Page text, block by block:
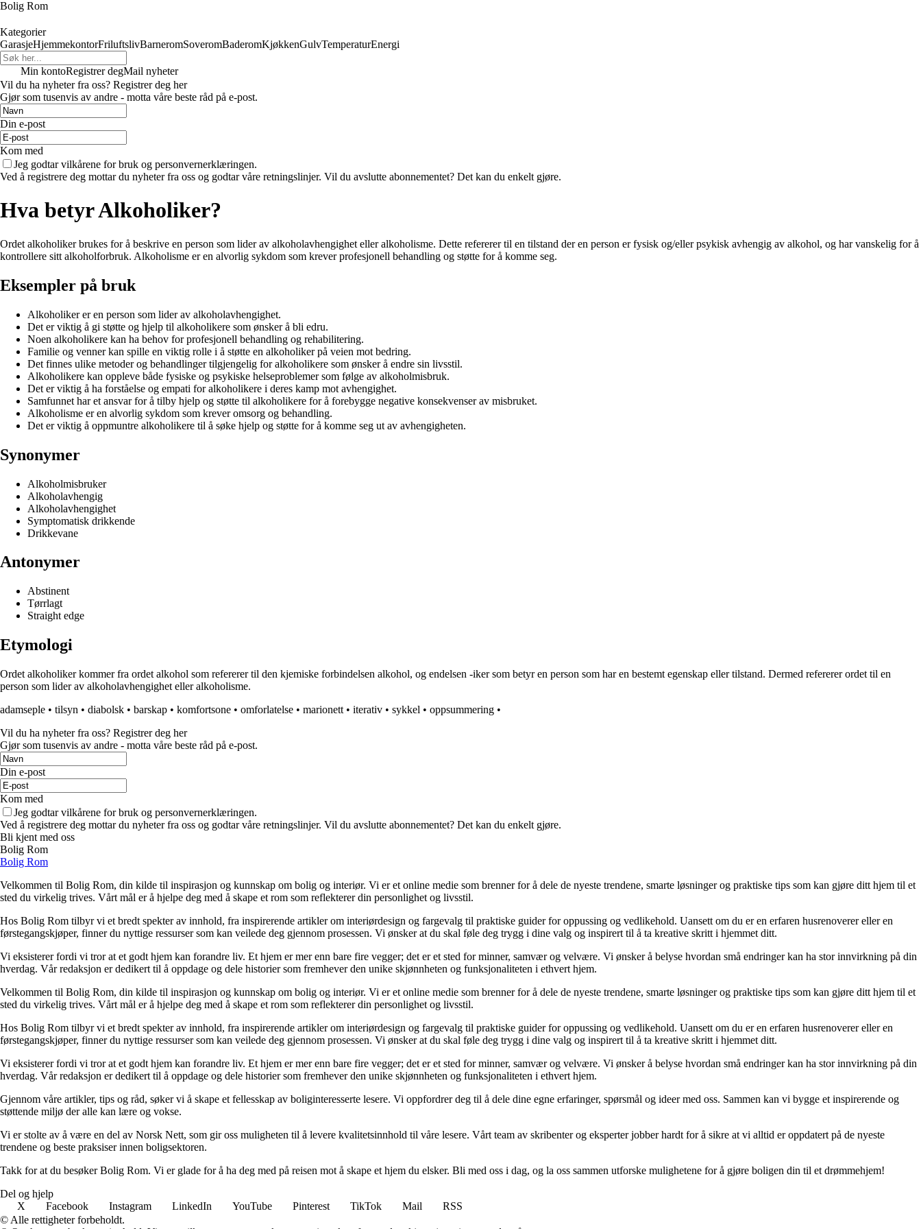
Bolig Rom
Kategorier
GarasjeHjemmekontorFriluftslivBarneromSoveromBaderomKjøkkenGulvTemperaturEnergi
Min kontoRegistrer degMail nyheter
Vil du ha nyheter fra oss? Registrer deg her
Gjør som tusenvis av andre - motta våre beste råd på e-post.
Din e-post
Kom med
Jeg godtar vilkårene for bruk og personvernerklæringen.
Ved å registrere deg mottar du nyheter fra oss og godtar våre retningslinjer. Vil du avslutte abonnementet? Det kan du enkelt gjøre.
Hva betyr Alkoholiker?
Ordet alkoholiker brukes for å beskrive en person som lider av alkoholavhengighet eller alkoholisme. Dette refererer til en tilstand der en person er fysisk og/eller psykisk avhengig av alkohol, og har vanskelig for å
kontrollere sitt alkoholforbruk. Alkoholisme er en alvorlig sykdom som krever profesjonell behandling og støtte for å komme seg.
Eksempler på bruk
Alkoholiker er en person som lider av alkoholavhengighet.
Det er viktig å gi støtte og hjelp til alkoholikere som ønsker å bli edru.
Noen alkoholikere kan ha behov for profesjonell behandling og rehabilitering.
Familie og venner kan spille en viktig rolle i å støtte en alkoholiker på veien mot bedring.
Det finnes ulike metoder og behandlinger tilgjengelig for alkoholikere som ønsker å endre sin livsstil.
Alkoholikere kan oppleve både fysiske og psykiske helseproblemer som følge av alkoholmisbruk.
Det er viktig å ha forståelse og empati for alkoholikere i deres kamp mot avhengighet.
Samfunnet har et ansvar for å tilby hjelp og støtte til alkoholikere for å forebygge negative konsekvenser av misbruket.
Alkoholisme er en alvorlig sykdom som krever omsorg og behandling.
Det er viktig å oppmuntre alkoholikere til å søke hjelp og støtte for å komme seg ut av avhengigheten.
Synonymer
Alkoholmisbruker
Alkoholavhengig
Alkoholavhengighet
Symptomatisk drikkende
Drikkevane
Antonymer
Abstinent
Tørrlagt
Straight edge
Etymologi
Ordet alkoholiker kommer fra ordet alkohol som refererer til den kjemiske forbindelsen alkohol, og endelsen -iker som betyr en person som har en bestemt egenskap eller tilstand. Dermed refererer ordet til en
person som lider av alkoholavhengighet eller alkoholisme.
adamseple • tilsyn • diabolsk • barskap • komfortsone • omforlatelse • marionett • iterativ • sykkel • oppsummering •
Vil du ha nyheter fra oss? Registrer deg her
Gjør som tusenvis av andre - motta våre beste råd på e-post.
Din e-post
Kom med
Jeg godtar vilkårene for bruk og personvernerklæringen.
Ved å registrere deg mottar du nyheter fra oss og godtar våre retningslinjer. Vil du avslutte abonnementet? Det kan du enkelt gjøre.
Bli kjent med oss
Bolig Rom
Bolig Rom
Velkommen til Bolig Rom, din kilde til inspirasjon og kunnskap om bolig og interiør. Vi er et online medie som brenner for å dele de nyeste trendene, smarte løsninger og praktiske tips som kan gjøre ditt hjem til et
sted du virkelig trives. Vårt mål er å hjelpe deg med å skape et rom som reflekterer din personlighet og livsstil.
Hos Bolig Rom tilbyr vi et bredt spekter av innhold, fra inspirerende artikler om interiørdesign og fargevalg til praktiske guider for oppussing og vedlikehold. Uansett om du er en erfaren husrenoverer eller en
førstegangskjøper, finner du nyttige ressurser som kan veilede deg gjennom prosessen. Vi ønsker at du skal føle deg trygg i dine valg og inspirert til å ta kreative skritt i hjemmet ditt.
Vi eksisterer fordi vi tror at et godt hjem kan forandre liv. Et hjem er mer enn bare fire vegger; det er et sted for minner, samvær og velvære. Vi ønsker å belyse hvordan små endringer kan ha stor innvirkning på din
hverdag. Vår redaksjon er dedikert til å oppdage og dele historier som fremhever den unike skjønnheten og funksjonaliteten i ethvert hjem.
Velkommen til Bolig Rom, din kilde til inspirasjon og kunnskap om bolig og interiør. Vi er et online medie som brenner for å dele de nyeste trendene, smarte løsninger og praktiske tips som kan gjøre ditt hjem til et
sted du virkelig trives. Vårt mål er å hjelpe deg med å skape et rom som reflekterer din personlighet og livsstil.
Hos Bolig Rom tilbyr vi et bredt spekter av innhold, fra inspirerende artikler om interiørdesign og fargevalg til praktiske guider for oppussing og vedlikehold. Uansett om du er en erfaren husrenoverer eller en
førstegangskjøper, finner du nyttige ressurser som kan veilede deg gjennom prosessen. Vi ønsker at du skal føle deg trygg i dine valg og inspirert til å ta kreative skritt i hjemmet ditt.
Vi eksisterer fordi vi tror at et godt hjem kan forandre liv. Et hjem er mer enn bare fire vegger; det er et sted for minner, samvær og velvære. Vi ønsker å belyse hvordan små endringer kan ha stor innvirkning på din
hverdag. Vår redaksjon er dedikert til å oppdage og dele historier som fremhever den unike skjønnheten og funksjonaliteten i ethvert hjem.
Gjennom våre artikler, tips og råd, søker vi å skape et fellesskap av boliginteresserte lesere. Vi oppfordrer deg til å dele dine egne erfaringer, spørsmål og ideer med oss. Sammen kan vi bygge et inspirerende og
støttende miljø der alle kan lære og vokse.
Vi er stolte av å være en del av Norsk Nett, som gir oss muligheten til å levere kvalitetsinnhold til våre lesere. Vårt team av skribenter og eksperter jobber hardt for å sikre at vi alltid er oppdatert på de nyeste
trendene og beste praksiser innen boligsektoren.
Takk for at du besøker Bolig Rom. Vi er glade for å ha deg med på reisen mot å skape et hjem du elsker. Bli med oss i dag, og la oss sammen utforske mulighetene for å gjøre boligen din til et drømmehjem!
Del og hjelp
X
Facebook Instagram LinkedIn YouTube Pinterest TikTok Mail
RSS
© Alle rettigheter forbeholdt.